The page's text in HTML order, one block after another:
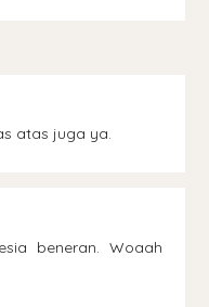
atas juga ya.
beneran. Woaah